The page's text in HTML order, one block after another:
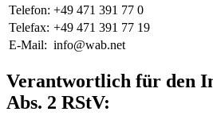
Telefon: +49 471 391 77 0
Telefax: +49 471 391 77 19
E-Mail: info@wab.net
Verantwortlich für den
Abs. 2 RStV: